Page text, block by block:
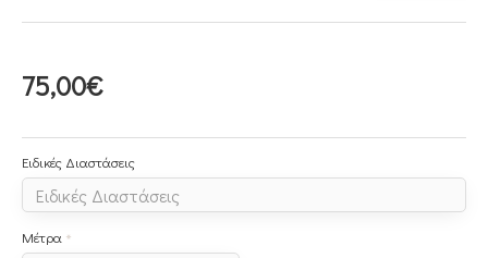
75,00€
Ειδικές Διαστάσεις
Μέτρα